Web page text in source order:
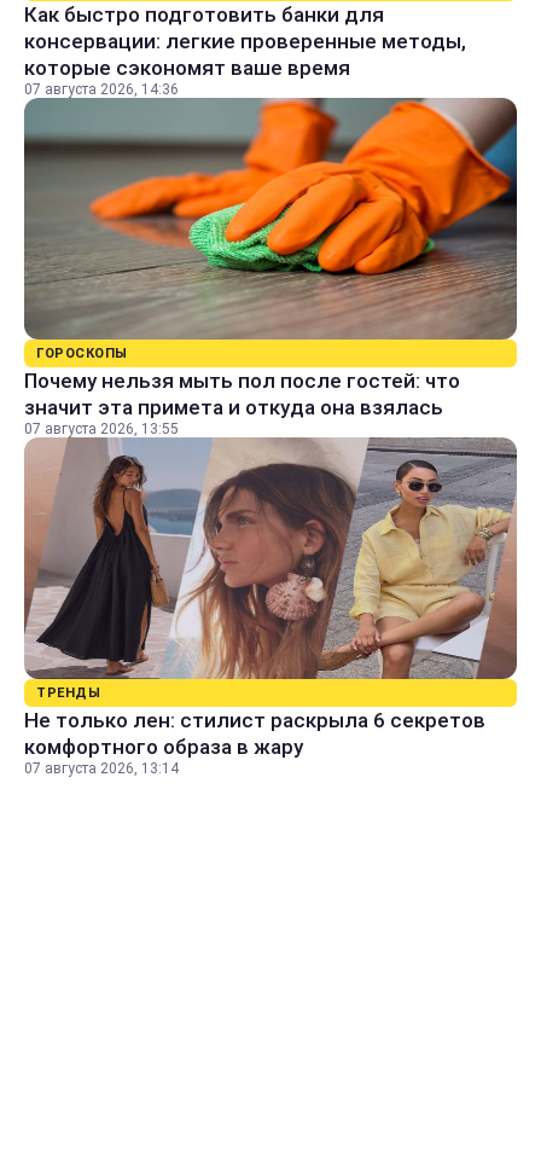
Как быстро подготовить банки для
консервации: легкие проверенные методы,
которые сэкономят ваше время
07 августа 2026, 14:36
ГОРОСКОПЫ
Почему нельзя мыть пол после гостей: что
значит эта примета и откуда она взялась
07 августа 2026, 13:55
ТРЕНДЫ
Не только лен: стилист раскрыла 6 секретов
комфортного образа в жару
07 августа 2026, 13:14